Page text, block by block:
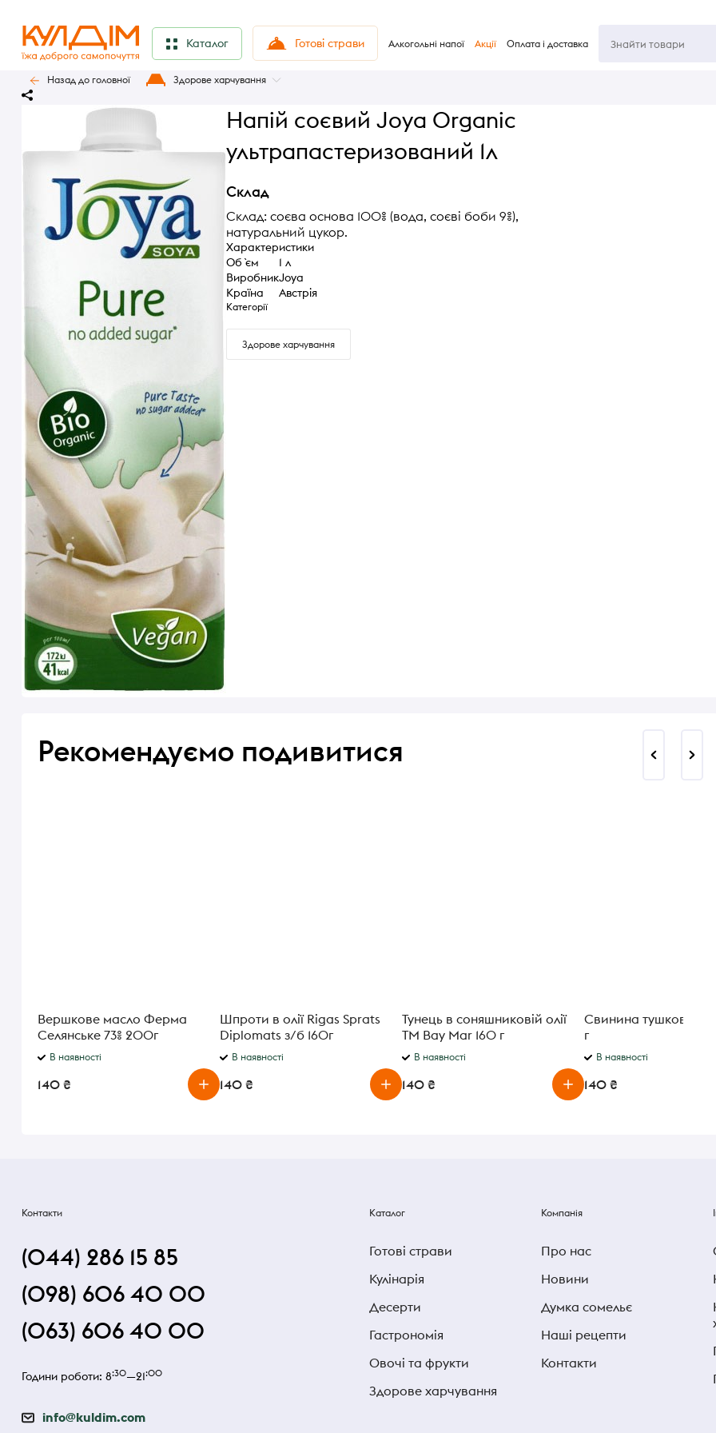
Каталог Готові страви Алкогольні напої Акції Оплата і доставка
Назад до головної Здорове харчування
Напій соєвий Joya Organic
ультрапастеризований 1л
Склад
Склад: соєва основа 100% (вода, соєві боби 9%),
натуральний цукор.
Характеристики
Об `єм
1 л
ВиробникJoya
Країна
Австрія
Категорії
Здорове харчування
Рекомендуємо подивитися
Вершкове масло Ферма
Селянське 73% 200г
В наявності
140 ₴
Шпроти в олії Rigas Sprats
Diplomats з/б 160г
В наявності
140 ₴
Тунець в соняшниковій олії
ТМ Bay Mar 160 г
В наявності
140 ₴
Свинина тушкована
г
В наявності
140 ₴
Контакти
(044) 286 15 85
(098) 606 40 00
(063) 606 40 00
Години роботи: 8:30—21:00
info@kuldim.com
Каталог
Готові страви
Кулінарія
Десерти
Гастрономія
Овочі та фрукти
Здорове харчування
Компанія
Про нас
Новини
Думка сомельє
Наші рецепти
Контакти